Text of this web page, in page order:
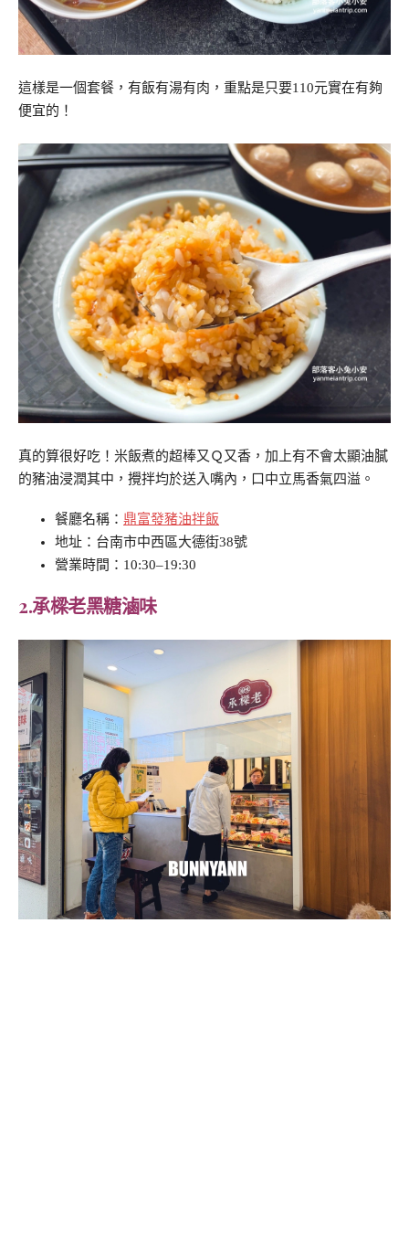
這樣是一個套餐，有飯有湯有肉，重點是只要110元實在有夠
便宜的！
真的算很好吃！米飯煮的超棒又Ｑ又香，加上有不會太顯油膩
的豬油浸潤其中，攪拌均於送入嘴內，口中立馬香氣四溢。
餐廳名稱： 鼎富發豬油拌飯
地址：台南市中西區大德街38號
營業時間：10:30–19:30
2.承樑老黑糖滷味